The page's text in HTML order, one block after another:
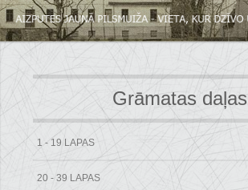
Grāmatas daļas
1 - 19 LAPAS
20 - 39 LAPAS